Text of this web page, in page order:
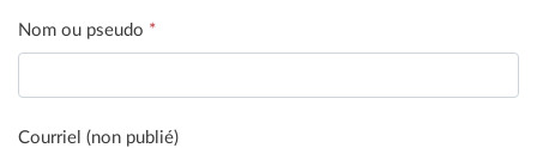
Nom ou pseudo *
Courriel (non publié)